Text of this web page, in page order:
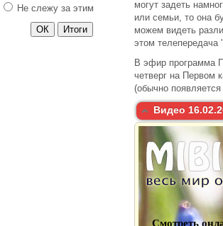
могут задеть
или семьи, то она
можем видеть
этом
В эфир программа
четверг на Первом
(обычно
Видео
Не слежу за этим